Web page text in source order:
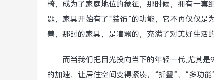
椅，成为了家庭地位的象征，那时候，拥有一套
匙，家具开始有了“装饰”的功能，它不再仅仅
善，那时的家具，是喧嚣的，充满了对美好生活的
而当我们把目光投向当下的年轻一代,尤其
的加速，让居住空间变得紧凑，“折叠”、“多功